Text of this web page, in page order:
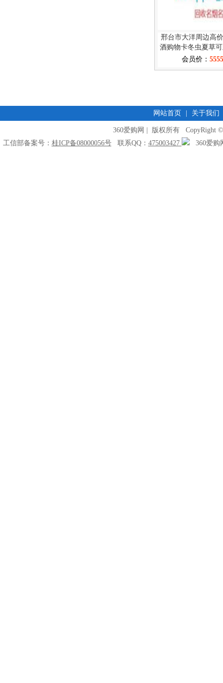
邢台市大洋周边高
酒购物卡冬虫夏草
会员价：
网站首页 关于我们
360爱购网 | 版权所有 CopyRight ©
工信部备案号： 桂ICP备08000056号联系QQ： 475003427 360爱购